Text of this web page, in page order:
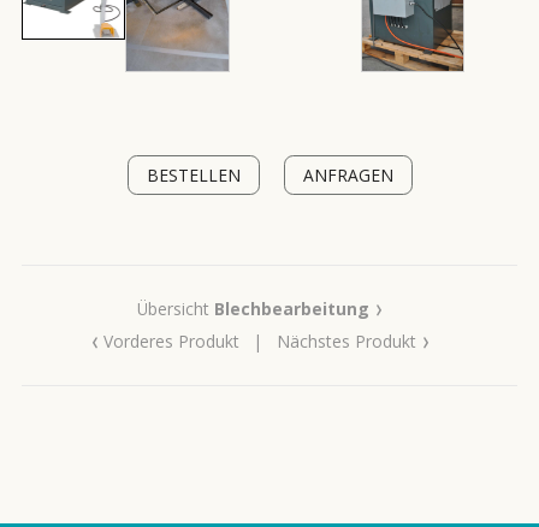
BESTELLEN ANFRAGEN
Übersicht Blechbearbeitung ›
‹ Vorderes Produkt | Nächstes Produkt ›